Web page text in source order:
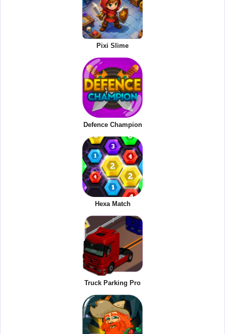
Pixi Slime
Defence Champion
Hexa Match
Truck Parking Pro